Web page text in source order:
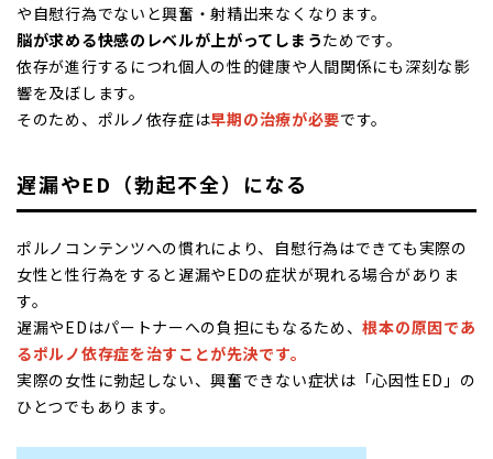
や自慰行為でないと興奮・射精出来なくなります。
脳が求める快感のレベルが上がってしまうためです。
依存が進行するにつれ個人の性的健康や人間関係にも深刻な影
響を及ぼします。
そのため、ポルノ依存症は早期の治療が必要です。
遅漏やED（勃起不全）になる
ポルノコンテンツへの慣れにより、自慰行為はできても実際の
女性と性行為をすると遅漏やEDの症状が現れる場合がありま
す。
遅漏やEDはパートナーへの負担にもなるため、根本の原因であ
るポルノ依存症を治すことが先決です。
実際の女性に勃起しない、興奮できない症状は「心因性ED」の
ひとつでもあります。